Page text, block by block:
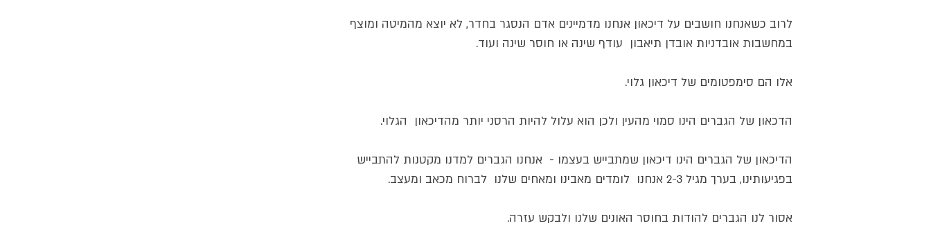
לרוב כשאנחנו חושבים על דיכאון אנחנו מדמיינים אדם הנסגר בחדר, לא יוצא מהמיטה ומוצף
במחשבות אובדניות אובדן תיאבון  עודף שינה או חוסר שינה ועוד.
אלו הם סימפטומים של דיכאון גלוי.
הדכאון של הגברים הינו סמוי מהעין ולכן הוא עלול להיות הרסני יותר מהדיכאון  הגלוי.
הדיכאון של הגברים הינו דיכאון שמתבייש בעצמו -  אנחנו הגברים למדנו מקטנות להתבייש
בפגיעותינו, בערך מגיל 2-3 אנחנו  לומדים מאבינו ומאחים שלנו  לברוח מכאב ומעצב.
אסור לנו הגברים להודות בחוסר האונים שלנו ולבקש עזרה.